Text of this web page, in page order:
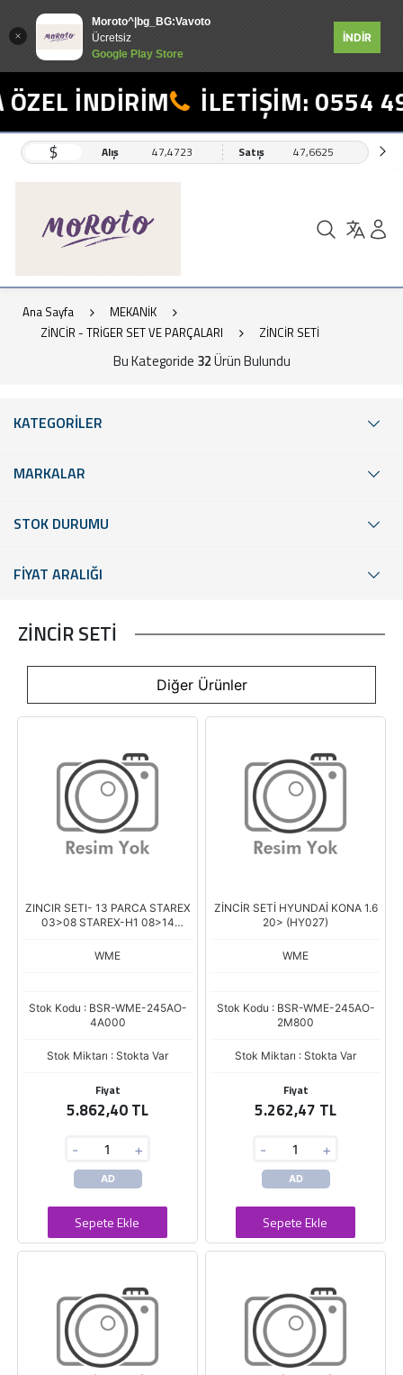
Moroto^|bg_BG:Vavoto
Ücretsiz
Google Play Store
İNDİR
İNDİRİM İLETİŞİM: 0554 498
$ Alış 47,4723 Satış 47,6625
Ana Sayfa
MEKANİK
ZİNCİR - TRİGER SET VE PARÇALARI
ZİNCİR SETİ
Bu Kategoride 32Ürün Bulundu
KATEGORİLER
MARKALAR
STOK DURUMU
FİYAT ARALIĞI
ZİNCİR SETİ
Diğer Ürünler
ZINCIR SETI- 13 PARCA STAREX
03>08 STAREX-H1 08>14
GARANTİLİ+İŞÇİLİK GARAN
WME
Stok Kodu : BSR-WME-245AO-
4A000
Stok Miktarı : Stokta Var
Fiyat
5.862,40 TL
- +
AD
Sepete Ekle
ZİNCİR SETİ HYUNDAİ KONA 1.6
20> (HY027)
WME
Stok Kodu : BSR-WME-245AO-
2M800
Stok Miktarı : Stokta Var
Fiyat
5.262,47 TL
- +
AD
Sepete Ekle